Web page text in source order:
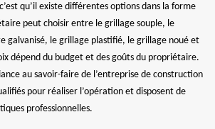
qu’il existe différentes options dans la forme
peut choisir entre le grillage souple, le
galvanisé, le grillage plastifié, le grillage noué et
dépend du budget et des goûts du propriétaire.
au savoir-faire de l’entreprise de construction
pour réaliser l’opération et disposent de
professionnelles.